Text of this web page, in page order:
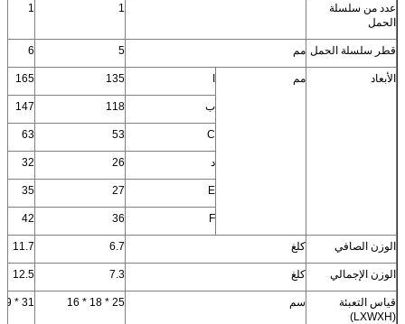
عدد من سلسلة
الحمل
1
1
قطر سلسلة الحمل مم 5
6
الأبعاد مم ا 135
165
ب 118
147
C
53
63
د 26
32
E
27
35
F
36
42
الوزن الصافي كلغ 6.7
11.7
الوزن الإجمالي كلغ 7.3
12.5
قياس التعبئة
(LXWXH)
سم 25 * 18 * 16
31 * 19 * 18